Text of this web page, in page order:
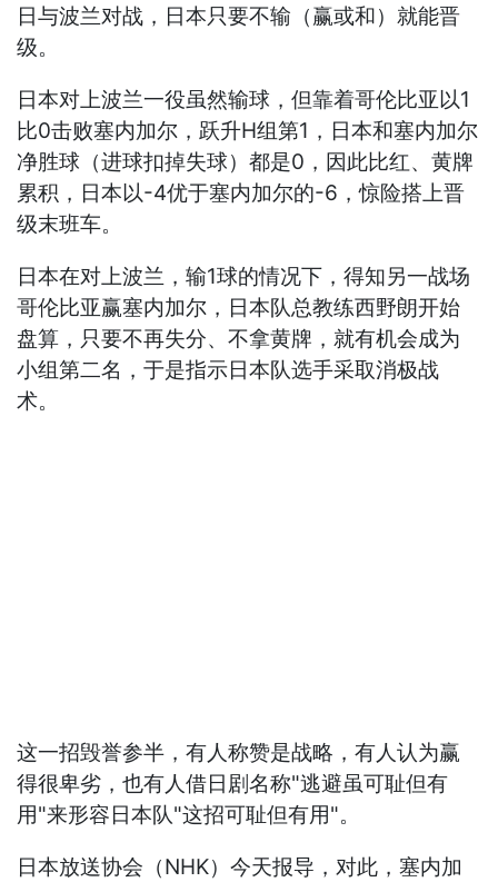
日与波兰对战，日本只要不输（赢或和）就能晋
级。
日本对上波兰一役虽然输球，但靠着哥伦比亚以1
比0击败塞内加尔，跃升H组第1，日本和塞内加尔
净胜球（进球扣掉失球）都是0，因此比红、黄牌
累积，日本以-4优于塞内加尔的-6，惊险搭上晋
级末班车。
日本在对上波兰，输1球的情况下，得知另一战场
哥伦比亚赢塞内加尔，日本队总教练西野朗开始
盘算，只要不再失分、不拿黄牌，就有机会成为
小组第二名，于是指示日本队选手采取消极战
术。
这一招毁誉参半，有人称赞是战略，有人认为赢
得很卑劣，也有人借日剧名称"逃避虽可耻但有
用"来形容日本队"这招可耻但有用"。
日本放送协会（NHK）今天报导，对此，塞内加